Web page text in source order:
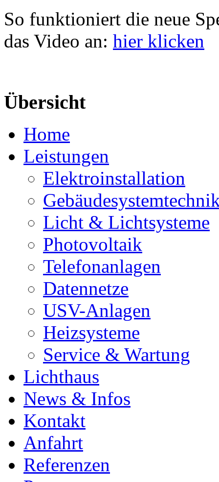
So funktioniert die neue
das Video an: hier klicken
Übersicht
Home
Leistungen
Elektroinstallation
Licht & Lichtsysteme
Photovoltaik
Telefonanlagen
Datennetze
USV-Anlagen
Heizsysteme
Service & Wartung
Lichthaus
News & Infos
Kontakt
Anfahrt
Referenzen